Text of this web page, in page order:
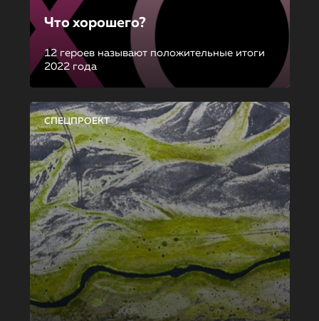
Что хорошего?
12 героев называют положительные итоги
2022 года
СПЕЦПРОЕКТ